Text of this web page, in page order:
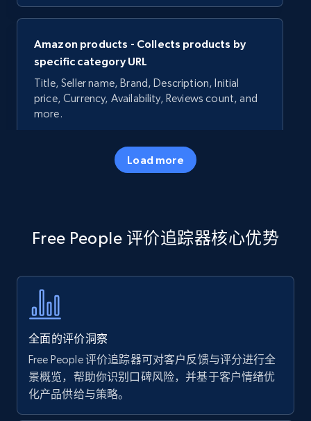
Amazon products - Collects products by
specific category URL
Title, Seller name, Brand, Description, Initial
price, Currency, Availability, Reviews count, and
more.
5.7K+
specific keywords
price, Currency, Availability, Reviews count, and
more.
Amazon products - find products by using
upc numbers
Load more
Free People 评价追踪器核心优势
全面的评价洞察
Free People 评价追踪器可对客户反馈与评分进行全
景概览，帮助你识别口碑风险，并基于客户情绪优
化产品供给与策略。